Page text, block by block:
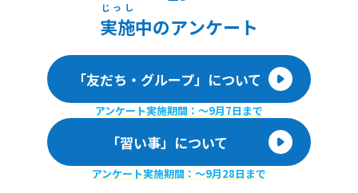
実施
じっし
中のアンケート
「友だち・グループ」について
アンケート実施期間：〜9月7日まで
「習い事」について
アンケート実施期間：〜9月28日まで